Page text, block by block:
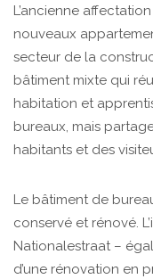
L’ancienne
nouveaux
secteur de la
bâtiment mixte qui
habitation et
bureaux, mais
habitants et des
Le bâtiment de
conservé et rénové.
Nationalestraat –
d’une rénovation en